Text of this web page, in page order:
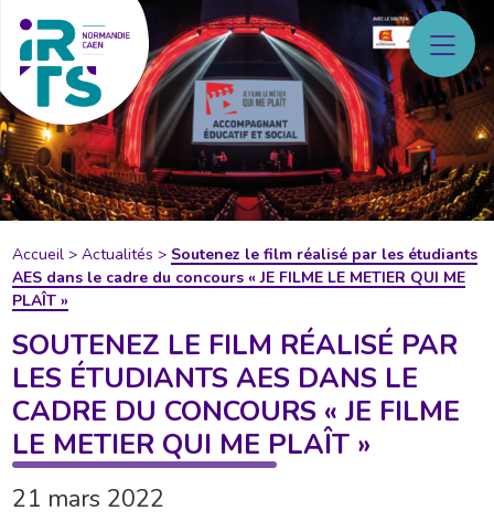
Accueil >Actualités > Soutenez le film réalisé par les étudiants
AES dans le cadre du concours « JE FILME LE METIER QUI ME
PLAÎT »
SOUTENEZ LE FILM RÉALISÉ PAR
LES ÉTUDIANTS AES DANS LE
CADRE DU CONCOURS « JE FILME
LE METIER QUI ME PLAÎT »
21 mars 2022